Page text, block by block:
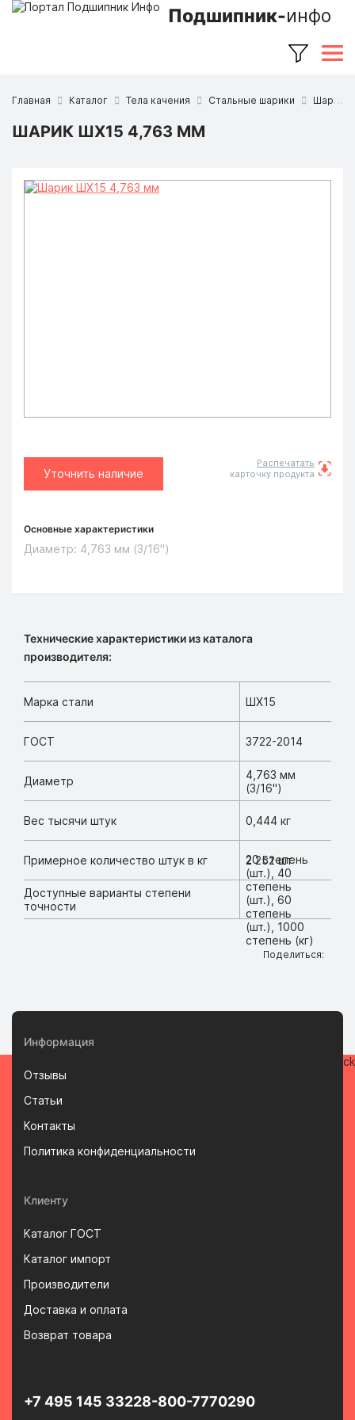
Подшипник-инфо
Главная Каталог Тела качения Стальные шарики Шарики ШХ15
ШАРИК ШХ15 4,763 ММ
Уточнить наличие
Распечатать
карточку продукта
Основные характеристики
Диаметр: 4,763 мм (3/16")
Технические характеристики из каталога
производителя:
Марка стали ШХ15
ГОСТ 3722-2014
Диаметр
4,763 мм
(3/16")
Вес тысячи штук 0,444 кг
Примерное количество штук в кг 2 252 шт
Доступные варианты степени
точности
20 степень
(шт.), 40
степень
(шт.), 60
степень
(шт.), 1000
степень (кг)
Поделиться:
Информация
Отзывы
Статьи
Контакты
Политика конфиденциальности
Клиенту
Каталог ГОСТ
Каталог импорт
Производители
Доставка и оплата
Возврат товара
+7 495 145 33228-800-7770290